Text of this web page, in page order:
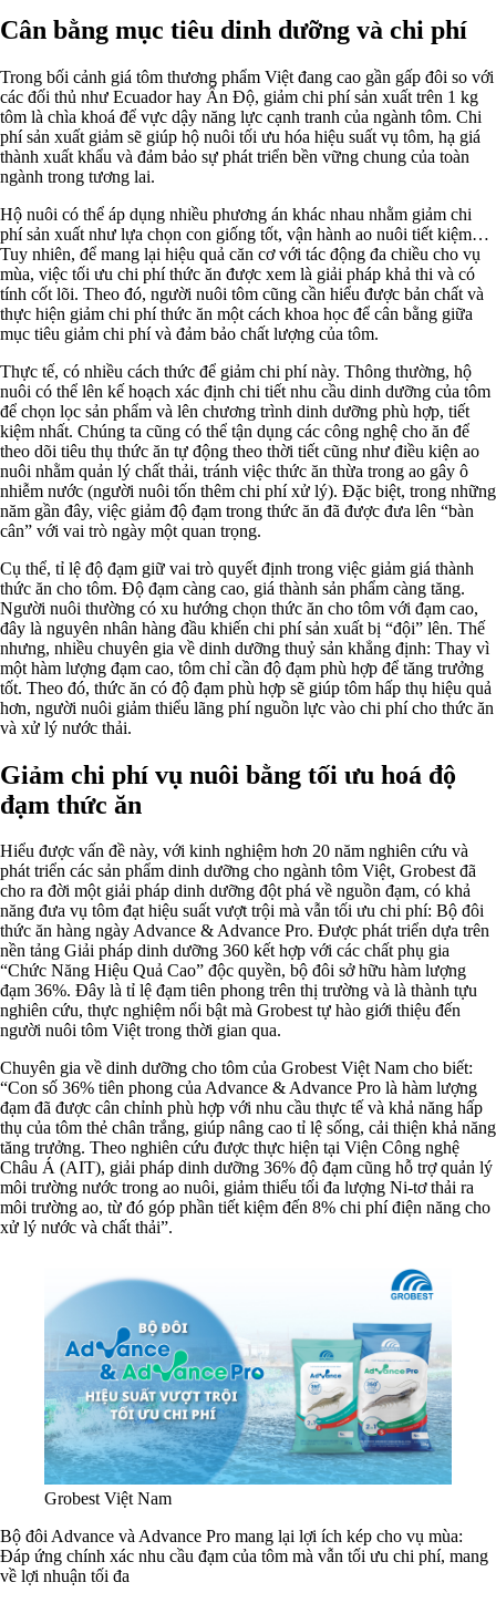
Cân bằng mục tiêu dinh dưỡng và chi phí
Trong bối cảnh giá tôm thương phẩm Việt đang cao gần gấp đôi so với
các đối thủ như Ecuador hay Ấn Độ, giảm chi phí sản xuất trên 1 kg
tôm là chìa khoá để vực dậy năng lực cạnh tranh của ngành tôm. Chi
phí sản xuất giảm sẽ giúp hộ nuôi tối ưu hóa hiệu suất vụ tôm, hạ giá
thành xuất khẩu và đảm bảo sự phát triển bền vững chung của toàn
ngành trong tương lai.
Hộ nuôi có thể áp dụng nhiều phương án khác nhau nhằm giảm chi
phí sản xuất như lựa chọn con giống tốt, vận hành ao nuôi tiết kiệm…
Tuy nhiên, để mang lại hiệu quả căn cơ với tác động đa chiều cho vụ
mùa, việc tối ưu chi phí thức ăn được xem là giải pháp khả thi và có
tính cốt lõi. Theo đó, người nuôi tôm cũng cần hiểu được bản chất và
thực hiện giảm chi phí thức ăn một cách khoa học để cân bằng giữa
mục tiêu giảm chi phí và đảm bảo chất lượng của tôm.
Thực tế, có nhiều cách thức để giảm chi phí này. Thông thường, hộ
nuôi có thể lên kế hoạch xác định chi tiết nhu cầu dinh dưỡng của tôm
để chọn lọc sản phẩm và lên chương trình dinh dưỡng phù hợp, tiết
kiệm nhất. Chúng ta cũng có thể tận dụng các công nghệ cho ăn để
theo dõi tiêu thụ thức ăn tự động theo thời tiết cũng như điều kiện ao
nuôi nhằm quản lý chất thải, tránh việc thức ăn thừa trong ao gây ô
nhiễm nước (người nuôi tốn thêm chi phí xử lý). Đặc biệt, trong những
năm gần đây, việc giảm độ đạm trong thức ăn đã được đưa lên “bàn
cân” với vai trò ngày một quan trọng.
Cụ thể, tỉ lệ độ đạm giữ vai trò quyết định trong việc giảm giá thành
thức ăn cho tôm. Độ đạm càng cao, giá thành sản phẩm càng tăng.
Người nuôi thường có xu hướng chọn thức ăn cho tôm với đạm cao,
đây là nguyên nhân hàng đầu khiến chi phí sản xuất bị “đội” lên. Thế
nhưng, nhiều chuyên gia về dinh dưỡng thuỷ sản khẳng định: Thay vì
một hàm lượng đạm cao, tôm chỉ cần độ đạm phù hợp để tăng trưởng
tốt. Theo đó, thức ăn có độ đạm phù hợp sẽ giúp tôm hấp thụ hiệu quả
hơn, người nuôi giảm thiểu lãng phí nguồn lực vào chi phí cho thức ăn
và xử lý nước thải.
Giảm chi phí vụ nuôi bằng tối ưu hoá độ
đạm thức ăn
Hiểu được vấn đề này, với kinh nghiệm hơn 20 năm nghiên cứu và
phát triển các sản phẩm dinh dưỡng cho ngành tôm Việt, Grobest đã
cho ra đời một giải pháp dinh dưỡng đột phá về nguồn đạm, có khả
năng đưa vụ tôm đạt hiệu suất vượt trội mà vẫn tối ưu chi phí: Bộ đôi
thức ăn hàng ngày Advance & Advance Pro. Được phát triển dựa trên
nền tảng Giải pháp dinh dưỡng 360 kết hợp với các chất phụ gia
“Chức Năng Hiệu Quả Cao” độc quyền, bộ đôi sở hữu hàm lượng
đạm 36%. Đây là tỉ lệ đạm tiên phong trên thị trường và là thành tựu
nghiên cứu, thực nghiệm nổi bật mà Grobest tự hào giới thiệu đến
người nuôi tôm Việt trong thời gian qua.
Chuyên gia về dinh dưỡng cho tôm của Grobest Việt Nam cho biết:
“Con số 36% tiên phong của Advance & Advance Pro là hàm lượng
đạm đã được cân chỉnh phù hợp với nhu cầu thực tế và khả năng hấp
thụ của tôm thẻ chân trắng, giúp nâng cao tỉ lệ sống, cải thiện khả năng
tăng trưởng. Theo nghiên cứu được thực hiện tại Viện Công nghệ
Châu Á (AIT), giải pháp dinh dưỡng 36% độ đạm cũng hỗ trợ quản lý
môi trường nước trong ao nuôi, giảm thiểu tối đa lượng Ni-tơ thải ra
môi trường ao, từ đó góp phần tiết kiệm đến 8% chi phí điện năng cho
xử lý nước và chất thải”.
Grobest Việt Nam
Bộ đôi Advance và Advance Pro mang lại lợi ích kép cho vụ mùa:
Đáp ứng chính xác nhu cầu đạm của tôm mà vẫn tối ưu chi phí, mang
về lợi nhuận tối đa